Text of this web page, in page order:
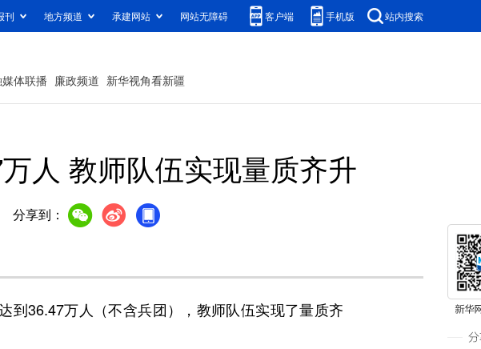
刊 地方频道 承建网站 网站无障碍 客户端 手机版 站内搜索
体联播 廉政频道 新华视角看新疆
人 教师队伍实现量质齐升
分享到：
36.47万人（不含兵团），教师队伍实现了量质齐